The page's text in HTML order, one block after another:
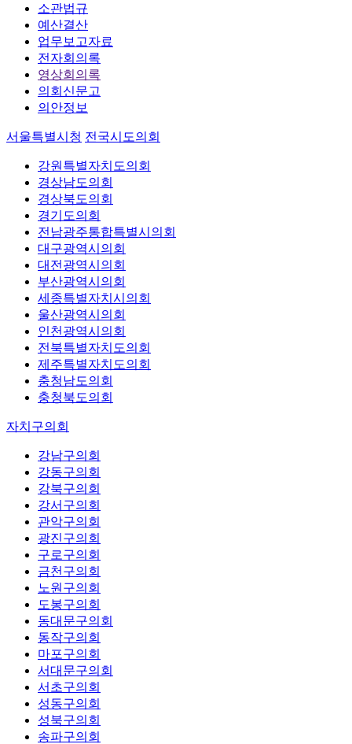
소관법규
예산결산
업무보고자료
전자회의록
영상회의록
의회신문고
의안정보
서울특별시청 전국시도의회
강원특별자치도의회
경상남도의회
경상북도의회
경기도의회
전남광주통합특별시의회
대구광역시의회
대전광역시의회
부산광역시의회
세종특별자치시의회
울산광역시의회
인천광역시의회
전북특별자치도의회
제주특별자치도의회
충청남도의회
충청북도의회
자치구의회
강남구의회
강동구의회
강북구의회
강서구의회
관악구의회
광진구의회
구로구의회
금천구의회
노원구의회
도봉구의회
동대문구의회
동작구의회
마포구의회
서대문구의회
서초구의회
성동구의회
성북구의회
송파구의회